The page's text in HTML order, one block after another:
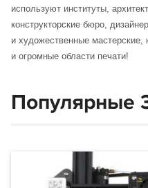
используют институты,
конструкторские бюро,
и художественные
и огромные области печати!
Популярные